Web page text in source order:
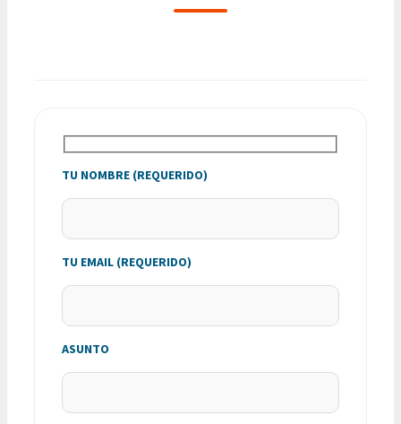
TU NOMBRE (REQUERIDO)
TU EMAIL (REQUERIDO)
ASUNTO